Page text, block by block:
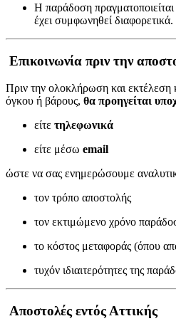
Η παράδοση πραγματοποιείται
έχει συμφωνηθεί διαφορετικά.
Επικοινωνία πριν την
Πριν την ολοκλήρωση και εκτέλεση
όγκου ή βάρους, θα προηγείται
είτε τηλεφωνικά
είτε μέσω email
ώστε να σας ενημερώσουμε
τον τρόπο αποστολής
τον εκτιμώμενο χρόνο
το κόστος μεταφοράς (όπου
τυχόν ιδιαιτερότητες της
Αποστολές εντός Αττικής